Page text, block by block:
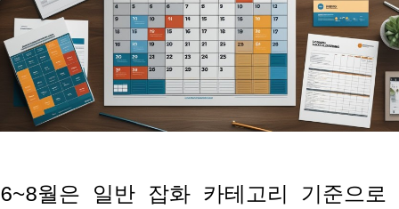
6~8월은 일반 잡화 카테고리 기준으로